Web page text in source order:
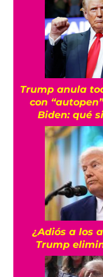
Trump anula
con
Biden: qué
¿Adiós a los
Trump